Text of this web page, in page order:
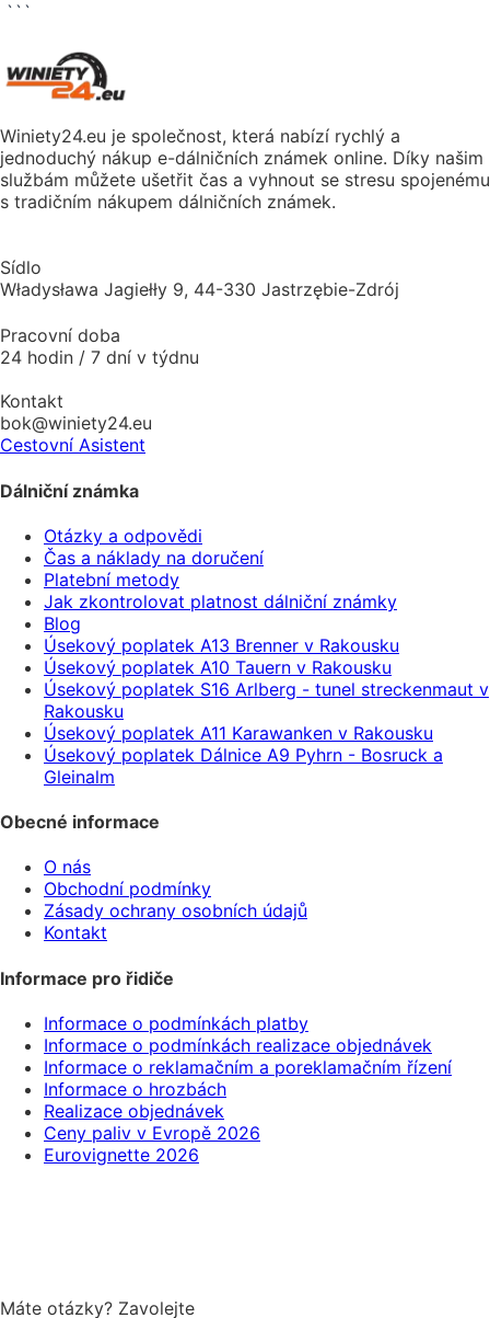
```
Winiety24.eu je společnost, která nabízí rychlý a
jednoduchý nákup e-dálničních známek online. Díky našim
službám můžete ušetřit čas a vyhnout se stresu spojenému
s tradičním nákupem dálničních známek.
Sídlo
Władysława Jagiełły 9, 44-330 Jastrzębie-Zdrój
Pracovní doba
24 hodin / 7 dní v týdnu
Kontakt
bok@winiety24.eu
Cestovní Asistent
Dálniční známka
Otázky a odpovědi
Čas a náklady na doručení
Platební metody
Jak zkontrolovat platnost dálniční známky
Blog
Úsekový poplatek A13 Brenner v Rakousku
Úsekový poplatek A10 Tauern v Rakousku
Úsekový poplatek S16 Arlberg - tunel streckenmaut v
Rakousku
Úsekový poplatek A11 Karawanken v Rakousku
Úsekový poplatek Dálnice A9 Pyhrn - Bosruck a
Gleinalm
Obecné informace
O nás
Obchodní podmínky
Zásady ochrany osobních údajů
Kontakt
Informace pro řidiče
Informace o podmínkách platby
Informace o podmínkách realizace objednávek
Informace o reklamačním a poreklamačním řízení
Informace o hrozbách
Realizace objednávek
Ceny paliv v Evropě 2026
Eurovignette 2026
Máte otázky? Zavolejte